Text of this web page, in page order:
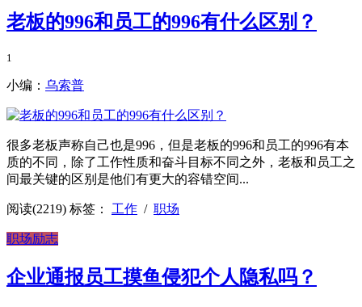
老板的996和员工的996有什么区别？
1
小编： 乌索普
很多老板声称自己也是996，但是老板的996和员工的996有本
质的不同，除了工作性质和奋斗目标不同之外，老板和员工之
间最关键的区别是他们有更大的容错空间...
阅读(2219) 标签： 工作 / 职场
职场励志
企业通报员工摸鱼侵犯个人隐私吗？